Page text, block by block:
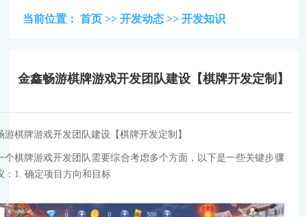
当前位置：首页 >>开发动态 >>开发知识
金鑫畅游棋牌游戏开发团队建设【棋牌开发定制】
游棋牌游戏开发团队建设【棋牌开发定制】
个棋牌游戏开发团队需要综合考虑多个方面，以下是一些关键步骤
：1. 确定项目方向和目标